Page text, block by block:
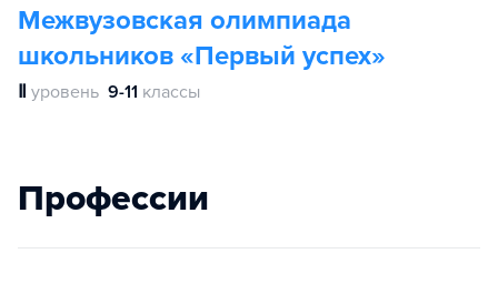
Межвузовская олимпиада
школьников «Первый успех»
Ⅱ уровень 9-11 классы
Профессии